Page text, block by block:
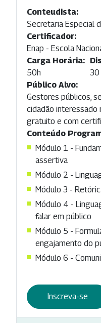
Conteudista:
Secretaria Especial
Certificador:
Enap - Escola
Carga Horária:
50h
30
Público Alvo:
Gestores públicos,
cidadão interessado
gratuito e com
Conteúdo
Módulo 1 -
assertiva
Módulo 2 -
Módulo 3 -
Módulo 4 -
falar em público
Módulo 5 -
engajamento do
Módulo 6 -
Inscreva-se